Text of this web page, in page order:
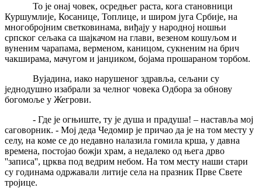
То је онај човек, осредњег раста, кога становници
Куршумлије, Косанице, Топлице, и широм југа Србије, на
многобројним светковинама, виђају у народној ношњи
српског сељака са шајкачом на глави, везеном кошуљом и
вуненим чарапама, верменом, каницом, сукненим на брич
чакширама, мачугом и јанџиком, бојама прошараном торбом.
Вујадина, иако нарушеног здравља, сељани су
једнодушно изабрали за челног човека Одбора за обнову
богомоље у Жегрови.
- Где је огњиште, ту је душа и прадуша! – наставља мој
саговорник. - Мој деда Чедомир је причао да је на том месту у
селу, на коме се до недавно налазила гомила крша, у давна
времена, постојао божји храм, а недалеко од њега дрво
''записа'', црква под ведрим небом. На том месту наши стари
су годинама одржавали литије села на празник Прве Свете
тројице.